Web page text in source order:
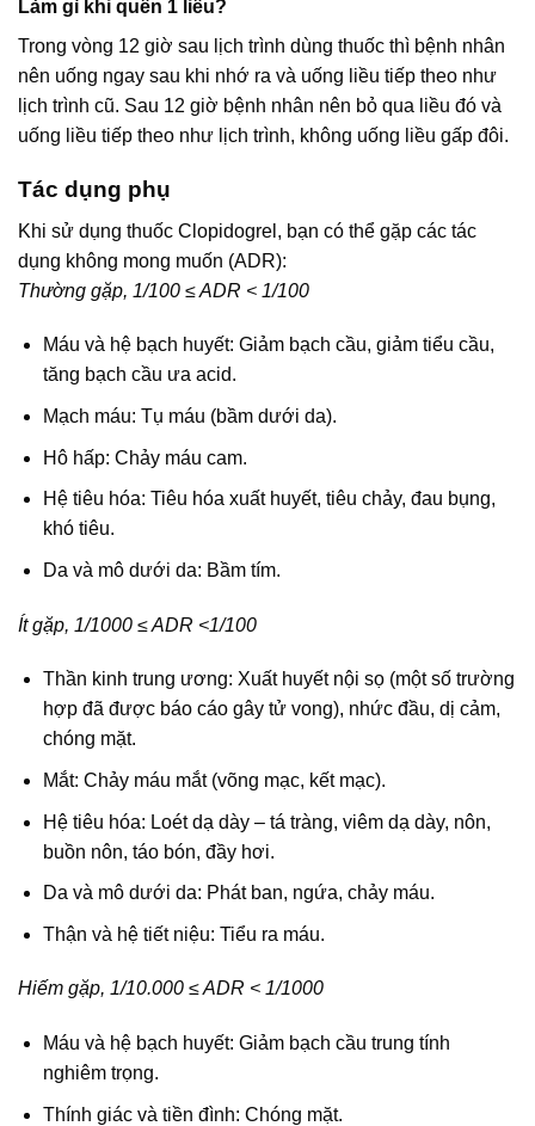
Làm gì khi quên 1 liều?
Trong vòng 12 giờ sau lịch trình dùng thuốc thì bệnh nhân
nên uống ngay sau khi nhớ ra và uống liều tiếp theo như
lịch trình cũ. Sau 12 giờ bệnh nhân nên bỏ qua liều đó và
uống liều tiếp theo như lịch trình, không uống liều gấp đôi.
Tác dụng phụ
Khi sử dụng thuốc Clopidogrel, bạn có thể gặp các tác
dụng không mong muốn (ADR):
Thường gặp, 1/100 ≤ ADR < 1/100
Máu và hệ bạch huyết: Giảm bạch cầu, giảm tiểu cầu,
tăng bạch cầu ưa acid.
Mạch máu: Tụ máu (bầm dưới da).
Hô hấp: Chảy máu cam.
Hệ tiêu hóa: Tiêu hóa xuất huyết, tiêu chảy, đau bụng,
khó tiêu.
Da và mô dưới da: Bầm tím.
Ít gặp, 1/1000 ≤ ADR <1/100
Thần kinh trung ương: Xuất huyết nội sọ (một số trường
hợp đã được báo cáo gây tử vong), nhức đầu, dị cảm,
chóng mặt.
Mắt: Chảy máu mắt (võng mạc, kết mạc).
Hệ tiêu hóa: Loét dạ dày – tá tràng, viêm dạ dày, nôn,
buồn nôn, táo bón, đầy hơi.
Da và mô dưới da: Phát ban, ngứa, chảy máu.
Thận và hệ tiết niệu: Tiểu ra máu.
Hiếm gặp, 1/10.000 ≤ ADR < 1/1000
Máu và hệ bạch huyết: Giảm bạch cầu trung tính
nghiêm trọng.
Thính giác và tiền đình: Chóng mặt.